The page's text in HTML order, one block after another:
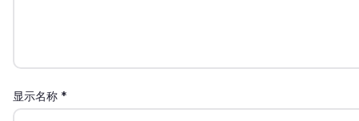
显示名称 *